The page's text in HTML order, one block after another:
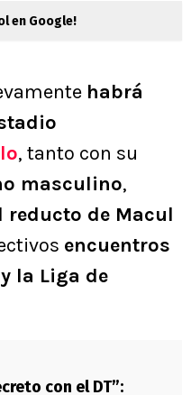
en Google!
habrá
, tanto con su
masculino,
reducto de Macul
encuentros
la Liga de
con el DT”: